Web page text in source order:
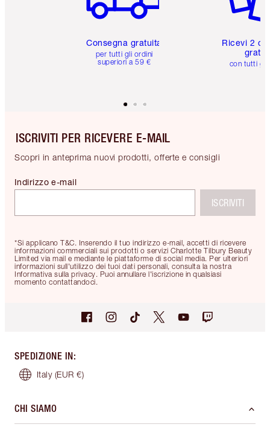
Consegna gratuita
per tutti gli ordini
superiori a 59 €
Ricevi 2
con tutti gli
ISCRIVITI PER RICEVERE E-MAIL
Scopri in anteprima nuovi prodotti, offerte e consigli
*Si applicano T&C. Inserendo il tuo indirizzo e-mail, accetti di ricevere
informazioni commerciali sui prodotti o servizi Charlotte Tilbury Beauty
Limited via mail e mediante le piattaforme di social media. Per ulteriori
informazioni sull'utilizzo dei tuoi dati personali, consulta la nostra
Informativa sulla privacy. Puoi annullare l'iscrizione in qualsiasi
momento contattandoci.
Indirizzo e-mail
ISCRIVITI
SPEDIZIONE IN :
Italy (EUR €)
CHI SIAMO